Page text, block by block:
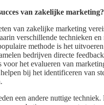
van zakelijke marketing?
van zakelijke marketing
verschillende technieken
methode is het
bedrijven directe
voor het evalueren van
bij het identificeren van
een andere nuttige